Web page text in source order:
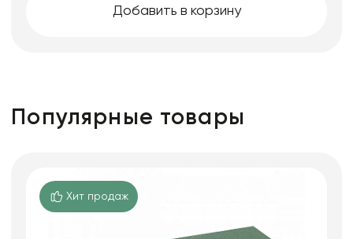
Добавить в корзину
Популярные товары
Хит продаж